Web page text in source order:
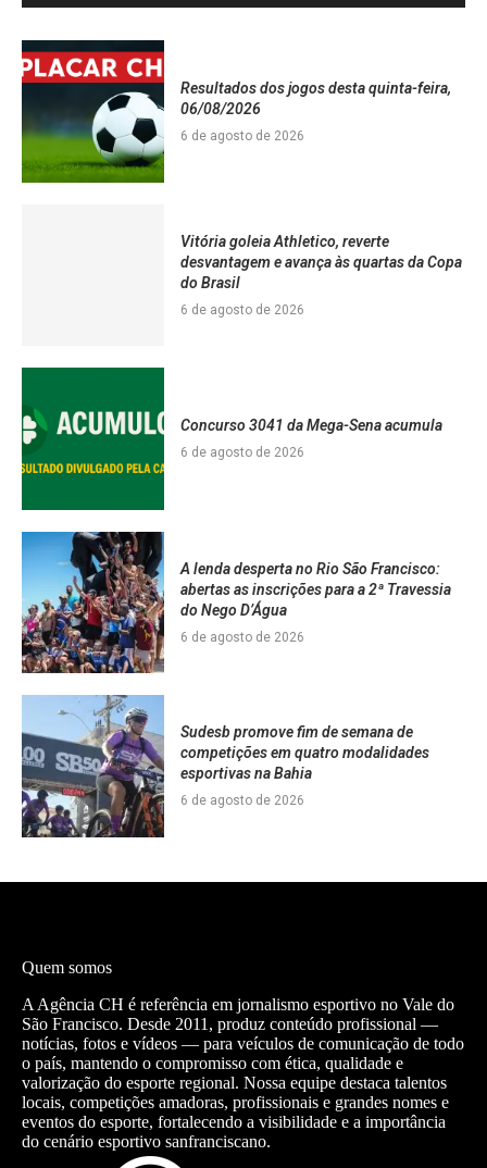
Resultados dos jogos desta quinta-feira,
06/08/2026
6 de agosto de 2026
Vitória goleia Athletico, reverte
desvantagem e avança às quartas da Copa
do Brasil
6 de agosto de 2026
Concurso 3041 da Mega-Sena acumula
6 de agosto de 2026
A lenda desperta no Rio São Francisco:
abertas as inscrições para a 2ª Travessia
do Nego D’Água
6 de agosto de 2026
Sudesb promove fim de semana de
competições em quatro modalidades
esportivas na Bahia
6 de agosto de 2026
Quem somos
A Agência CH é referência em jornalismo esportivo no Vale do
São Francisco. Desde 2011, produz conteúdo profissional —
notícias, fotos e vídeos — para veículos de comunicação de todo
o país, mantendo o compromisso com ética, qualidade e
valorização do esporte regional. Nossa equipe destaca talentos
locais, competições amadoras, profissionais e grandes nomes e
eventos do esporte, fortalecendo a visibilidade e a importância
do cenário esportivo sanfranciscano.